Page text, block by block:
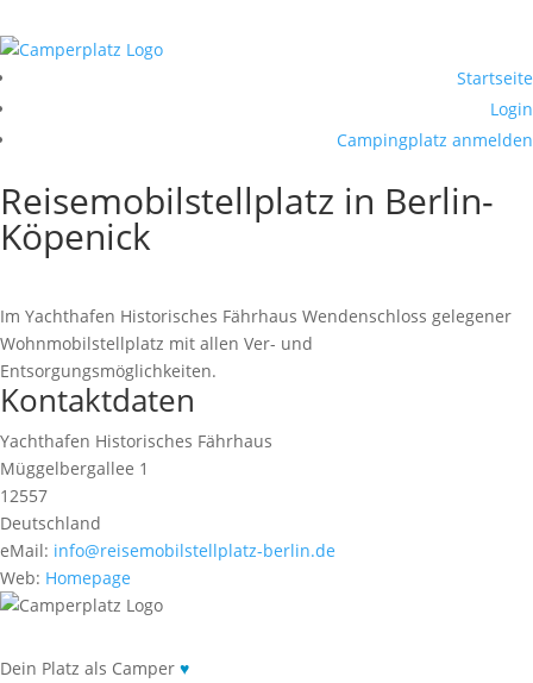
Startseite
Login
Campingplatz anmelden
Reisemobilstellplatz in Berlin-
Köpenick
Im Yachthafen Historisches Fährhaus Wendenschloss gelegener
Wohnmobilstellplatz mit allen Ver- und
Entsorgungsmöglichkeiten.
Kontaktdaten
Yachthafen Historisches Fährhaus
Müggelbergallee 1
12557
Deutschland
eMail: info@reisemobilstellplatz-berlin.de
Web: Homepage
Dein Platz als Camper ♥